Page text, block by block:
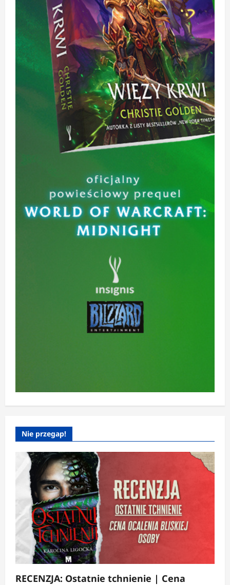
Nie przegap!
RECENZJA: Ostatnie tchnienie | Cena